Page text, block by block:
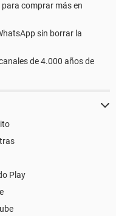
para comprar más en
sin borrar la
de 4.000 años de
Play